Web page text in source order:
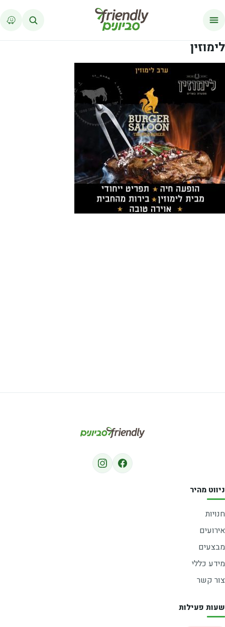
לימוזין
ניווט מהיר
חנויות
אירועים
מבצעים
מידע כללי
צור קשר
שעות פעילות